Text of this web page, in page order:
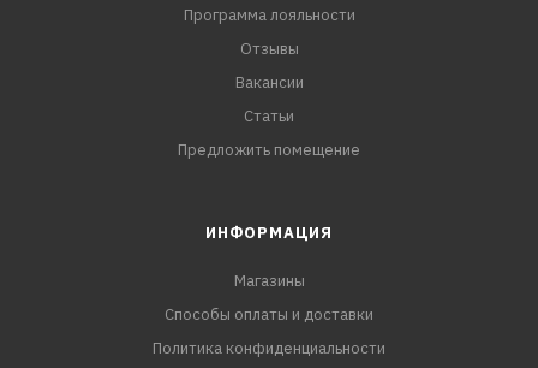
Программа лояльности
Отзывы
Вакансии
Статьи
Предложить помещение
ИНФОРМАЦИЯ
Магазины
Способы оплаты и доставки
Политика конфиденциальности